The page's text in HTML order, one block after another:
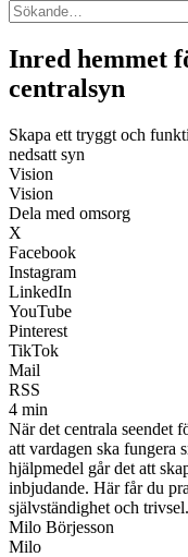
Inred hemmet
centralsyn
Skapa ett tryggt och
nedsatt syn
Vision
Vision
Dela med omsorg
X
Facebook
Instagram
LinkedIn
YouTube
Pinterest
TikTok
Mail
RSS
4 min
När det centrala seendet
att vardagen ska fungera
hjälpmedel går det att
inbjudande. Här får du
självständighet och trivsel.
Milo Börjesson
Milo